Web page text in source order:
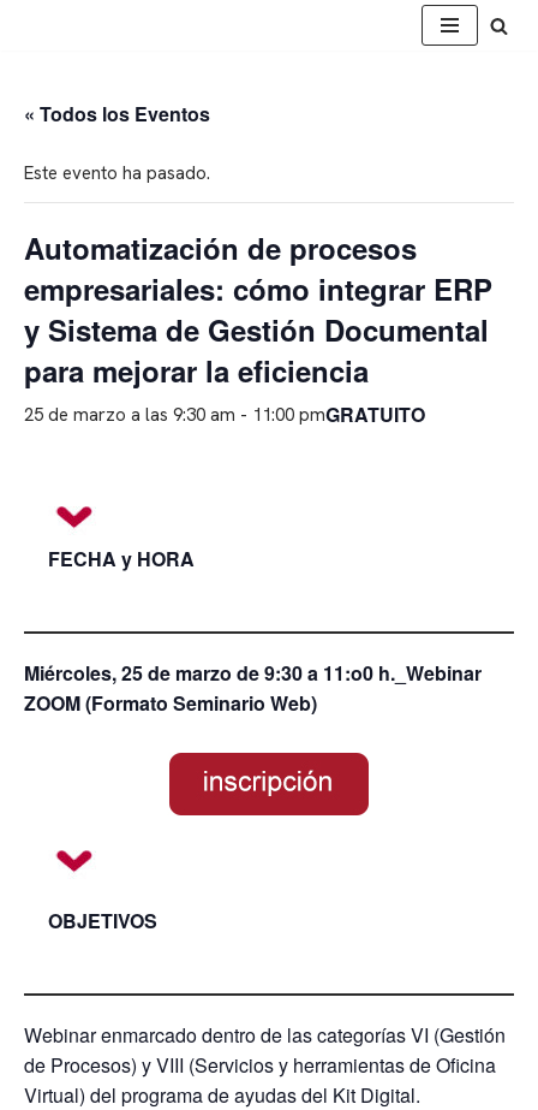
contenido
« Todos los Eventos
Este evento ha pasado.
Automatización de procesos
empresariales: cómo integrar ERP
y Sistema de Gestión Documental
para mejorar la eficiencia
25 de marzo a las 9:30 am - 11:00 pmGRATUITO
FECHA y HORA
Miércoles, 25 de marzo de 9:30 a 11:o0 h._Webinar
ZOOM (Formato Seminario Web)
OBJETIVOS
Webinar enmarcado dentro de las categorías VI (Gestión
de Procesos) y VIII (Servicios y herramientas de Oficina
Virtual) del programa de ayudas del Kit Digital.